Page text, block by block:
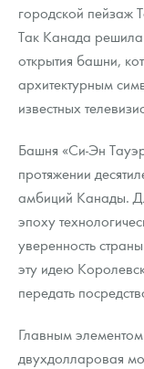
Гарри Поттер
Год Лошади
Флот: ледоколы и
Жетоны
Ювелирные изделия
Русская нумизматика
Золотая карманная
Наборы подарочных и
Монеты и жетоны из
Условия возврата
Монеты
Политика
Политика
Положение по
Письмо директору
Пресс-служба
городской пейзаж
Так Канада решила
открытия башни,
архитектурным
известных
Башня «Си-Эн
протяжении
амбиций Канады.
эпоху
уверенность
эту идею
передать
Главным
двухдолларовая